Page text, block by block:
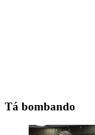
Tá bombando